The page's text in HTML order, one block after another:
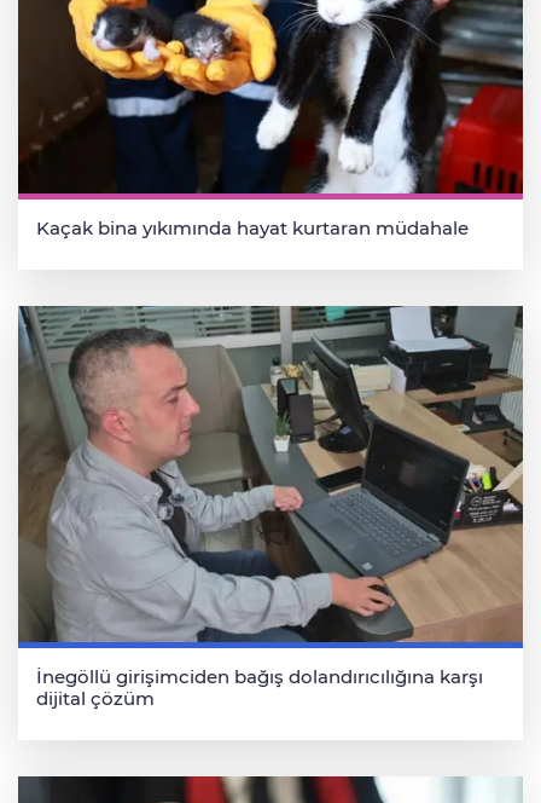
Kaçak bina yıkımında hayat kurtaran müdahale
İnegöllü girişimciden bağış dolandırıcılığına karşı
dijital çözüm